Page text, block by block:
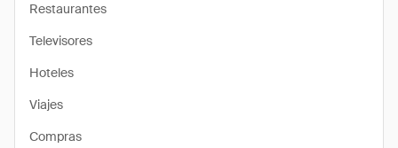
Restaurantes
Televisores
Hoteles
Viajes
Compras